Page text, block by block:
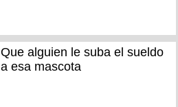
Que alguien le suba el sueldo
a esa mascota